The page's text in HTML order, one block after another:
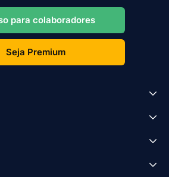
para colaboradores
Seja Premium